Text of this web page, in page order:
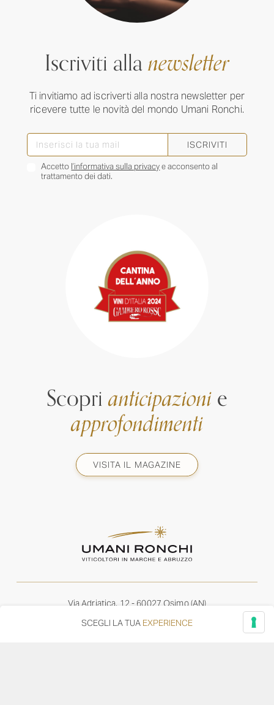
Iscriviti allanewsletter
Ti invitiamo ad iscriverti alla nostra newsletter per
ricevere tutte le novità del mondo Umani Ronchi.
ISCRIVITI
Accetto l’informativa sulla privacye acconsento al
trattamento dei dati.
Scoprianticipazionie
approfondimenti
VISITA IL MAGAZINE
Via Adriatica, 12 - 60027 Osimo (AN)
wine@umanironchi.it
SCEGLI LA TUA EXPERIENCE